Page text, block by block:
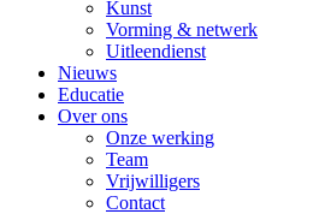
Kunst
Vorming & netwerk
Uitleendienst
Nieuws
Educatie
Over ons
Onze werking
Team
Vrijwilligers
Contact